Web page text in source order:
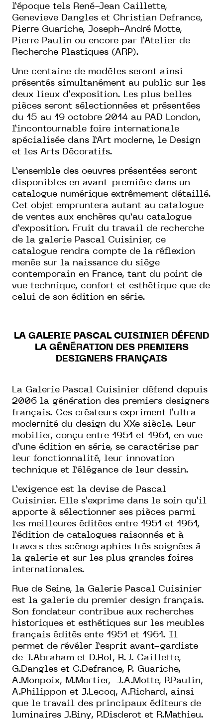
l’époque tels René-Jean Caillette,
Genevieve Dangles et Christian Defrance,
Pierre Guariche, Joseph-André Motte,
Pierre Paulin ou encore par l’Atelier de
Recherche Plastiques (ARP).
Une centaine de modèles seront ainsi
présentés simultanément au public sur les
deux lieux d’exposition. Les plus belles
pièces seront sélectionnées et présentées
du 15 au 19 octobre 2014 au PAD London,
l’incontournable foire internationale
spécialisée dans l’Art moderne, le Design
et les Arts Décoratifs.
L’ensemble des oeuvres présentées seront
disponibles en avant-première dans un
catalogue numérique extrêmement détaillé.
Cet objet empruntera autant au catalogue
de ventes aux enchères qu’au catalogue
d’exposition. Fruit du travail de recherche
de la galerie Pascal Cuisinier, ce
catalogue rendra compte de la réflexion
menée sur la naissance du siège
contemporain en France, tant du point de
vue technique, confort et esthétique que de
celui de son édition en série.
LA GALERIE PASCAL CUISINIER DÉFEND
LA GÉNÉRATION DES PREMIERS
DESIGNERS FRANÇAIS
La Galerie Pascal Cuisinier défend depuis
2006 la génération des premiers designers
français. Ces créateurs expriment l’ultra
modernité du design du XXe siècle. Leur
mobilier, conçu entre 1951 et 1961, en vue
d’une édition en série, se caractérise par
leur fonctionnalité, leur innovation
technique et l’élégance de leur dessin.
L’exigence est la devise de Pascal
Cuisinier. Elle s’exprime dans le soin qu’il
apporte à sélectionner ses pièces parmi
les meilleures éditées entre 1951 et 1961,
l’édition de catalogues raisonnés et à
travers des scénographies très soignées à
la galerie et sur les plus grandes foires
internationales.
Rue de Seine, la Galerie Pascal Cuisinier
est la galerie du premier design français.
Son fondateur contribue aux recherches
historiques et esthétiques sur les meubles
français édités ente 1951 et 1961. Il
permet de révéler l’esprit avant-gardiste
de J.Abraham et D.Rol, R.J. Caillette,
G.Dangles et C.Defrance, P. Guariche,
A.Monpoix, M.Mortier, J.A.Motte, P.Paulin,
A.Philippon et J.Lecoq, A.Richard, ainsi
que le travail des principaux éditeurs de
luminaires J.Biny, P.Disderot et R.Mathieu.